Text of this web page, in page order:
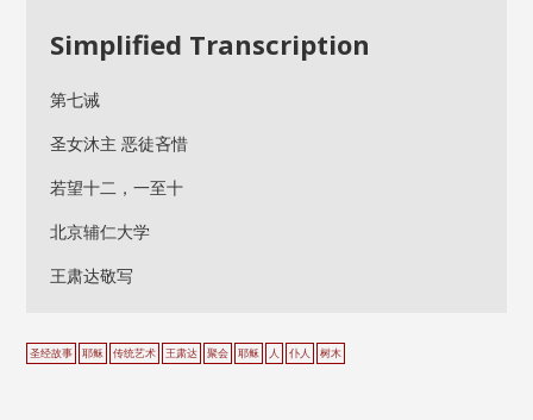
Simplified Transcription
第七诫
圣女沐主 恶徒吝惜
若望十二，一至十
北京辅仁大学
王肃达敬写
圣经故事 耶稣 传统艺术 王肃达 聚会 耶稣 人 仆人 树木